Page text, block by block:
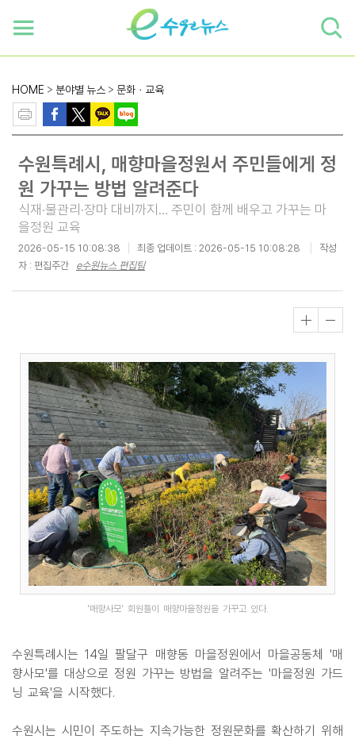
HOME > 분야별 뉴스 > 문화ㆍ교육
수원특례시, 매향마을정원서 주민들에게 정
원 가꾸는 방법 알려준다
식재·물관리·장마 대비까지… 주민이 함께 배우고 가꾸는 마
을정원 교육
2026-05-15 10:08:38 최종 업데이트 : 2026-05-15 10:08:28
작성
자 : 편집주간 e수원뉴스 편집팀
'매향사모' 회원들이 매향마을정원을 가꾸고 있다.
수원특례시는 14일 팔달구 매향동 마을정원에서 마을공동체 '매
향사모'를 대상으로 정원 가꾸는 방법을 알려주는 '마을정원 가드
닝 교육'을 시작했다.
수원시는 시민이 주도하는 지속가능한 정원문화를 확산하기 위해